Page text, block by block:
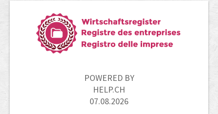
POWERED BY
HELP.CH
07.08.2026